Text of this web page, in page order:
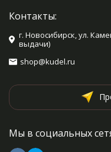
Контакты:
г. Новосибирск, ул.
выдачи)
shop@kudel.ru
Мы в социальных